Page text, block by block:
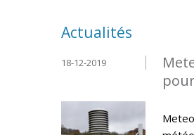
Actualités
18-12-2019